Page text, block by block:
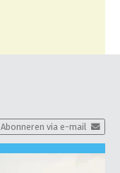
Abonneren via e-mail